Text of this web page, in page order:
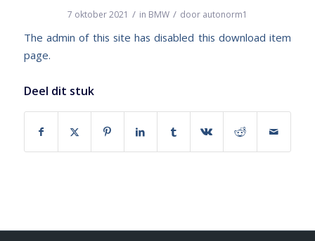
7 oktober 2021 / in BMW / door autonorm1
The admin of this site has disabled this download item
page.
Deel dit stuk